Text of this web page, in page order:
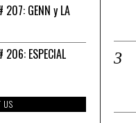
207: GENN y LA
206: ESPECIAL
US